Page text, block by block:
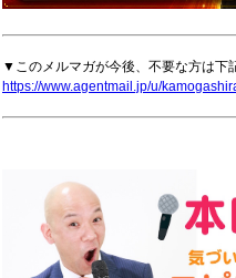
▼このメルマガが今後、不要な方は下
https://www.agentmail.jp/u/